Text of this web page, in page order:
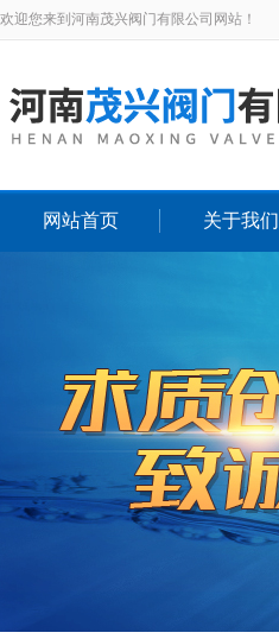
欢迎您来到河南茂兴阀门有限公司网站！
网站首页 关于我们